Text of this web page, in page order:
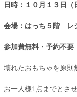
日時：１０月１３日
会場：はっち５階 レ
参加費無料・予約不要
壊れたおもちゃを原則
お一人様1点までとさ